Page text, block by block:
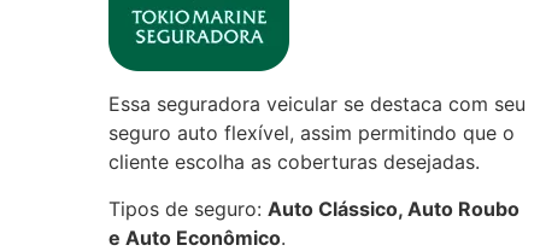
Essa seguradora veicular se destaca com seu
seguro auto flexível, assim permitindo que o
cliente escolha as coberturas desejadas.
Tipos de seguro: Auto Clássico, Auto Roubo
e Auto Econômico.